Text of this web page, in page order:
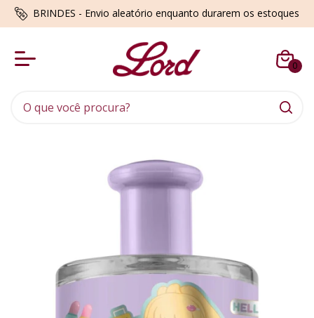
BRINDES - Envio aleatório enquanto durarem os estoques
0